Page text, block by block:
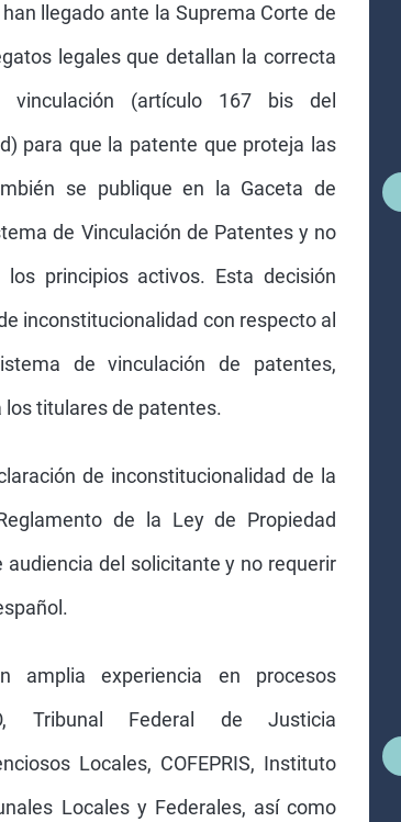
llegado ante la Suprema Corte de
legales que detallan la correcta
vinculación (artículo 167 bis del
para que la patente que proteja las
se publique en la Gaceta de
de Vinculación de Patentes y no
principios activos. Esta decisión
inconstitucionalidad con respecto al
de vinculación de patentes,
los titulares de patentes.
de inconstitucionalidad de la
de la Ley de Propiedad
del solicitante y no requerir
amplia experiencia en procesos
Tribunal Federal de Justicia
Locales, COFEPRIS, Instituto
Locales y Federales, así como